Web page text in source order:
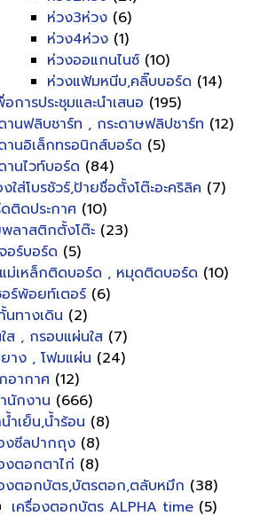
ห่วง3ห่วง (6)
ห่วง4ห่วง (1)
ห่วงออแกนไนซ์ (10)
ห่วงแฟ้มหนีบ,คลิ๊บบอร์ด (14)
การประชุมและนำเสนอ (195)
านฟลิบชาร์ท , กระดาษฟลิปชาร์ท (12)
านอิเล็กทรอนิกส์บอร์ด (5)
านไวท์บอร์ด (84)
ใส่โบรชัวร์,ป้ายชื่อตั้งโต๊ะอะคริลิค (7)
ติดประกาศ (10)
ลาสติกตั้งโต๊ะ (23)
อร์บอร์ด (5)
ม่เหล็กติดบอร์ด , หมุดติดบอร์ด (10)
อร์พ้อยท์เตอร์ (6)
นทางเดิน (2)
ส , กรอบแผ่นใส (7)
าง , โฟมแผ่น (24)
อากาศ (12)
นักงาน (666)
ำเย็น,น้ำร้อน (8)
งซีลปากถุง (8)
งตอกตาไก่ (8)
งตอกบัตร,บัตรตอก,ตลับหมึก (38)
เครื่องตอกบัตร ALPHA time (5)